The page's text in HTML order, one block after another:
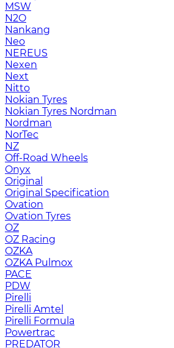
MSW
N2O
Nankang
Neo
NEREUS
Nexen
Next
Nitto
Nokian Tyres
Nokian Tyres Nordman
Nordman
NorTec
NZ
Off-Road Wheels
Onyx
Original
Original Specification
Ovation
Ovation Tyres
OZ
OZ Racing
OZKA
OZKA Pulmox
PACE
PDW
Pirelli
Pirelli Amtel
Pirelli Formula
Powertrac
PREDATOR